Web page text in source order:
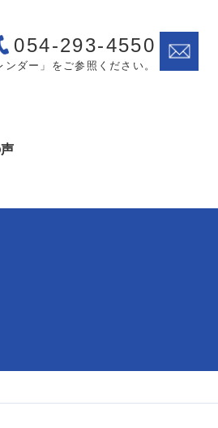
054-293-4550
ダー」をご参照ください。